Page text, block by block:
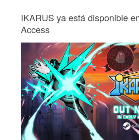
IKARUS ya está disponible
Access